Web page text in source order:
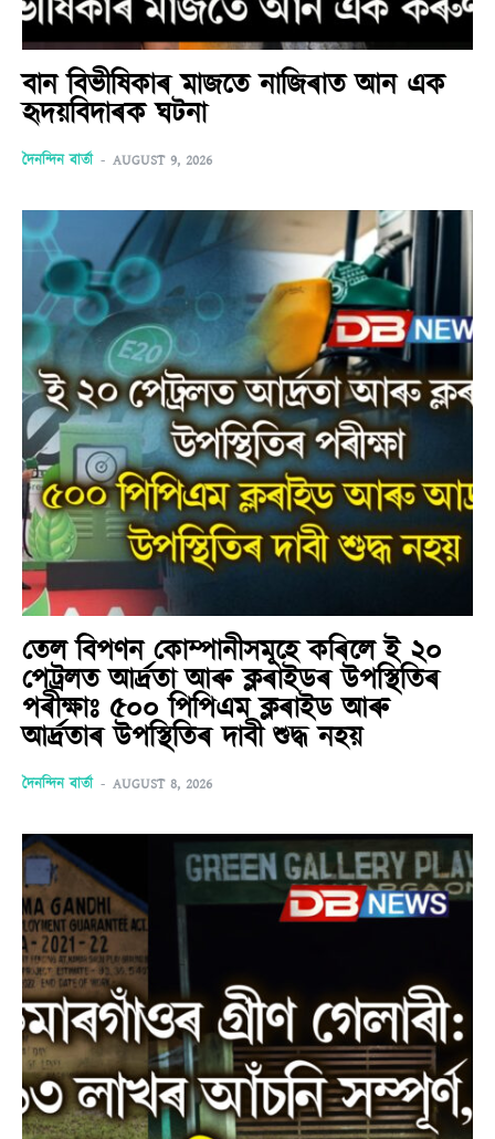
বান বিভীষিকাৰ মাজতে নাজিৰাত আন এক
হৃদয়বিদাৰক ঘটনা
দৈনন্দিন বাৰ্তা - AUGUST 9, 2026
তেল বিপণন কোম্পানীসমূহে কৰিলে ই ২০
পেট্ৰলত আৰ্দ্ৰতা আৰু ক্লৰাইডৰ উপস্থিতিৰ
পৰীক্ষাঃ ৫০০ পিপিএম ক্লৰাইড আৰু
আৰ্দ্ৰতাৰ উপস্থিতিৰ দাবী শুদ্ধ নহয়
দৈনন্দিন বাৰ্তা - AUGUST 8, 2026